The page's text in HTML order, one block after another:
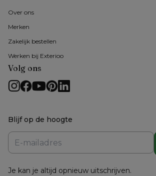
Over ons
Merken
Zakelijk bestellen
Werken bij Exterioo
Volg ons
Blijf op de hoogte
Je kan je altijd opnieuw uitschrijven.